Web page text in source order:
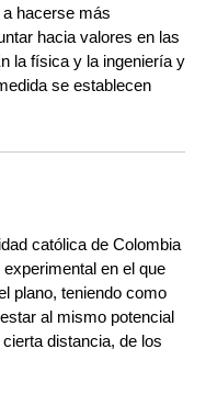
hacerse más
hacia valores en las
la física y la ingeniería y
se establecen
católica de Colombia
en el que
plano, teniendo como
al mismo potencial
distancia, de los